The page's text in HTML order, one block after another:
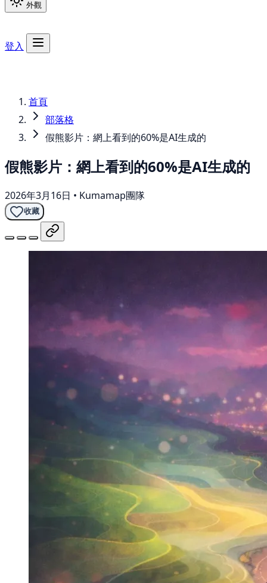
外觀
登入
首頁
部落格
假熊影片：網上看到的60%是AI生成的
假熊影片：網上看到的60%是AI生成的
2026年3月16日 • Kumamap團隊
收藏